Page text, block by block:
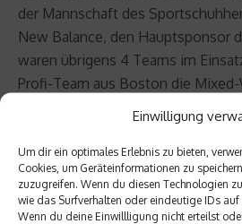
Einwilligung
Um dir ein optimales Erlebnis zu bieten,
Cookies, um Geräteinformationen zu
zuzugreifen. Wenn du diesen Technologien
wie das Surfverhalten oder eindeutige IDs
Wenn du deine Einwillligung nicht erteilst
der Mannschaft des
New Balance, den Hauptsponsor
waren übrigens 4 Teams im
Profi-Team aus Boston die
Erfreulich aus deutscher Sicht:
Germany erreichte trotz
Stunden den 27. Platz in der
damit auch das schnellste